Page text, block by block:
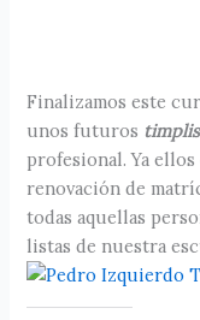
Finalizamos este
unos futuros
profesional. Ya
renovación de
todas aquellas
listas de nuestra